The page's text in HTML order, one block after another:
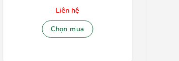
Liên hệ
Chọn mua